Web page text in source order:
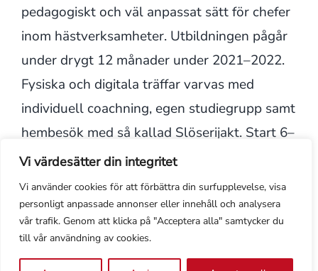
Vi värdesätter din integritet
Vi använder cookies för att förbättra din surfupplevelse, visa
personligt anpassade annonser eller innehåll och analysera
vår trafik. Genom att klicka på "Acceptera alla" samtycker du
till vår användning av cookies.
pedagogiskt och väl anpassat sätt för chefer
inom hästverksamheter. Utbildningen pågår
under drygt 12 månader under 2021–2022.
Fysiska och digitala träffar varvas med
individuell coachning, egen studiegrupp samt
hembesök med så kallad Slöserijakt. Start 6–
7 oktober.
Läs mer om arbetsmarknadsutbildningarna
här
Läs mer om ledarpraktikan här